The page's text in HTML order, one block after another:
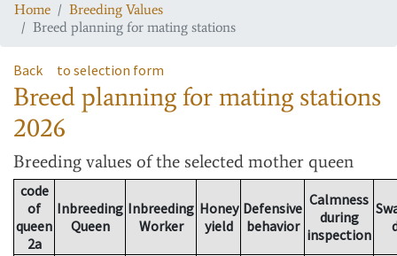
Home
Breeding Values
Breed planning for mating stations
Back to selection form
Breed planning for mating stations
2026
Breeding values of the selected mother queen
code
of
queen
2a
Inbreeding
Queen
Inbreeding
Worker
Honey
yield
Defensive
behavior
Calmness
during
inspection